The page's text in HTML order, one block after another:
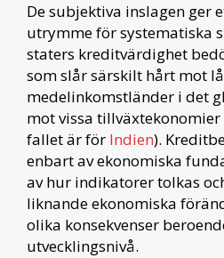
De subjektiva inslagen ger
utrymme för systematiska
staters kreditvärdighet
som slår särskilt hårt mot
medelinkomstländer i det
mot vissa tillväxtekonomier
fallet är för Indien).
enbart av ekonomiska
av hur indikatorer tolkas
liknande ekonomiska
olika konsekvenser
utvecklingsnivå.